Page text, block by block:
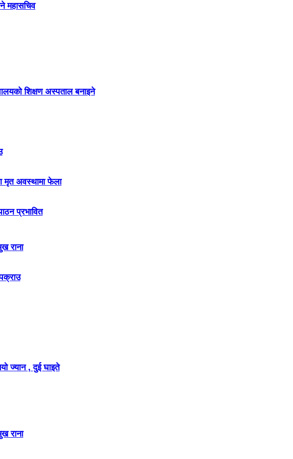
महासचिव
शिक्षण अस्पताल बनाइने
मृत अवस्थामा फेला
प्रभावित
राना
ज्यान , दुई घाइते
राना